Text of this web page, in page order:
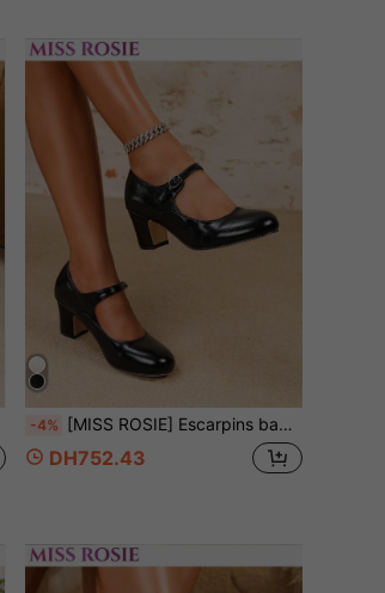
-4% [MISS ROSIE] Escarpins babies à talons blocs avec découpes et sangles pour femmes, bout rond, boucle, similicuir brillant, semelle antidérapante rembourrée, style vintage Y2K rétro pour mariage et bureau
DH752.43